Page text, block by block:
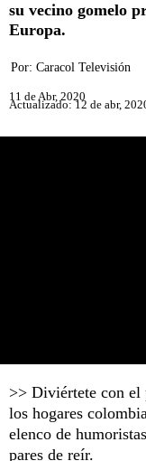
su vecino gomelo
Europa.
Por: Caracol Televisión
11 de Abr, 2020
Actualizado: 12 de abr,
>> Diviértete con el
los hogares
elenco de
pares de reír.